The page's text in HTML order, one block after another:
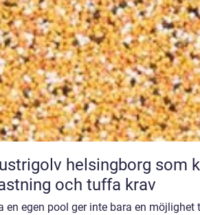
helsingborg som
och tuffa krav
en egen pool ger inte bara en